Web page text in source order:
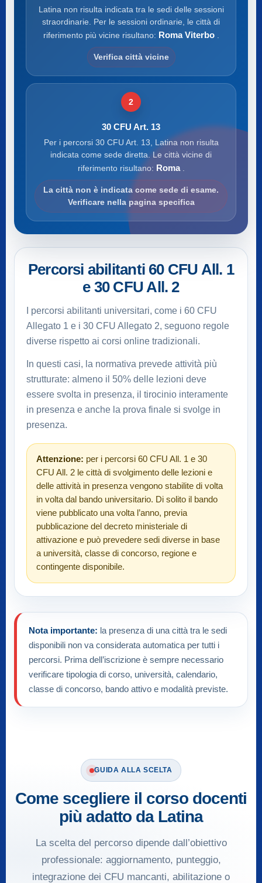
Latina non risulta indicata tra le sedi delle sessioni
straordinarie. Per le sessioni ordinarie, le città di
riferimento più vicine risultano: Roma Viterbo
Verifica città vicine
2
30 CFU Art. 13
Per i percorsi 30 CFU Art. 13, Latina non risulta
indicata come sede diretta. Le città vicine di
riferimento risultano: Roma
La città non è indicata come sede di esame.
Verificare nella pagina specifica
Percorsi abilitanti 60 CFU All. 1
e 30 CFU All. 2
I percorsi abilitanti universitari, come i 60 CFU
Allegato 1 e i 30 CFU Allegato 2, seguono regole
diverse rispetto ai corsi online tradizionali.
In questi casi, la normativa prevede attività più
strutturate: almeno il 50% delle lezioni deve
essere svolta in presenza, il tirocinio interamente
in presenza e anche la prova finale si svolge in
presenza.
Attenzione: per i percorsi 60 CFU All. 1 e 30
CFU All. 2 le città di svolgimento delle lezioni e
delle attività in presenza vengono stabilite di volta
in volta dal bando universitario. Di solito il bando
viene pubblicato una volta l’anno, previa
pubblicazione del decreto ministeriale di
attivazione e può prevedere sedi diverse in base
a università, classe di concorso, regione e
contingente disponibile.
Nota importante: la presenza di una città tra le sedi
disponibili non va considerata automatica per tutti i
percorsi. Prima dell’iscrizione è sempre necessario
verificare tipologia di corso, università, calendario,
classe di concorso, bando attivo e modalità previste.
GUIDA ALLA SCELTA
Come scegliere il corso docenti
più adatto da Latina
La scelta del percorso dipende dall’obiettivo
professionale: aggiornamento, punteggio,
integrazione dei CFU mancanti, abilitazione o